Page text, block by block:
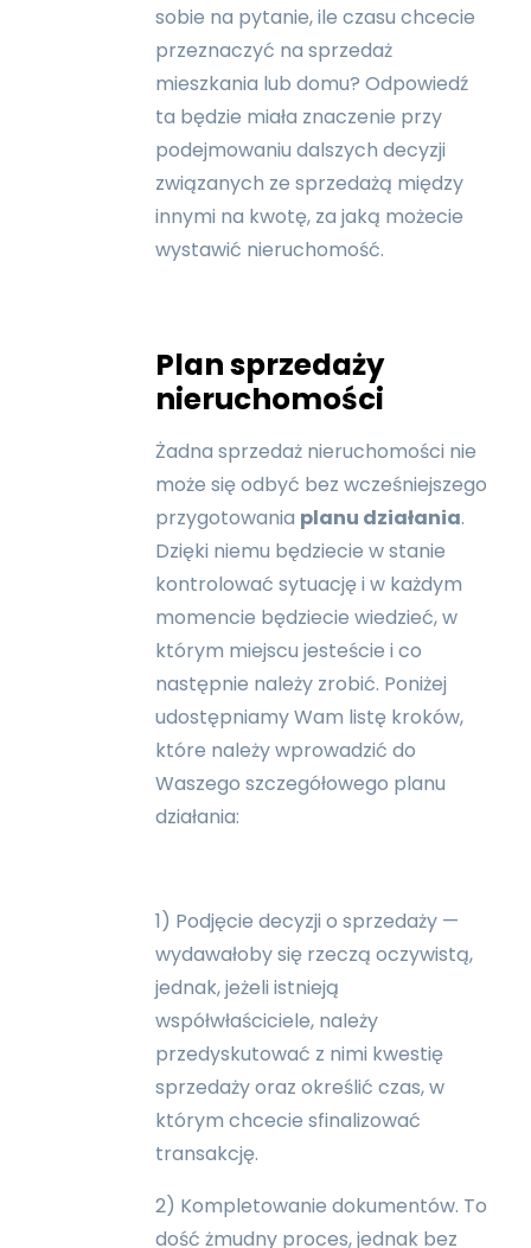
sobie na pytanie, ile czasu chcecie
przeznaczyć na sprzedaż
mieszkania lub domu? Odpowiedź
ta będzie miała znaczenie przy
podejmowaniu dalszych decyzji
związanych ze sprzedażą między
innymi na kwotę, za jaką możecie
wystawić nieruchomość.
Plan sprzedaży
nieruchomości
Żadna sprzedaż nieruchomości nie
może się odbyć bez wcześniejszego
przygotowania planu działania.
Dzięki niemu będziecie w stanie
kontrolować sytuację i w każdym
momencie będziecie wiedzieć, w
którym miejscu jesteście i co
następnie należy zrobić. Poniżej
udostępniamy Wam listę kroków,
które należy wprowadzić do
Waszego szczegółowego planu
działania:
1) Podjęcie decyzji o sprzedaży —
wydawałoby się rzeczą oczywistą,
jednak, jeżeli istnieją
współwłaściciele, należy
przedyskutować z nimi kwestię
sprzedaży oraz określić czas, w
którym chcecie sfinalizować
transakcję.
2) Kompletowanie dokumentów. To
dość żmudny proces, jednak bez